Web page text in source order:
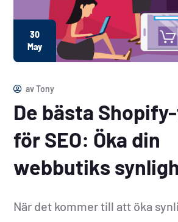
30
May
avTony
De bästa
för SEO: Öka din
webbutiks
När det kommer till att öka